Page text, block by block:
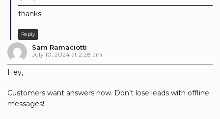
thanks
Reply
Sam Ramaciotti
July 10, 2024 at 2:28 am
Hey,
Customers want answers now. Don’t lose leads with offline
messages!